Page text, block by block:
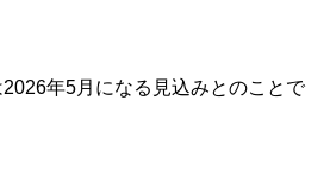
年5月になる見込みとのことで